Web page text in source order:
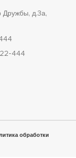
Дружбы, д.3а,
444
обработки